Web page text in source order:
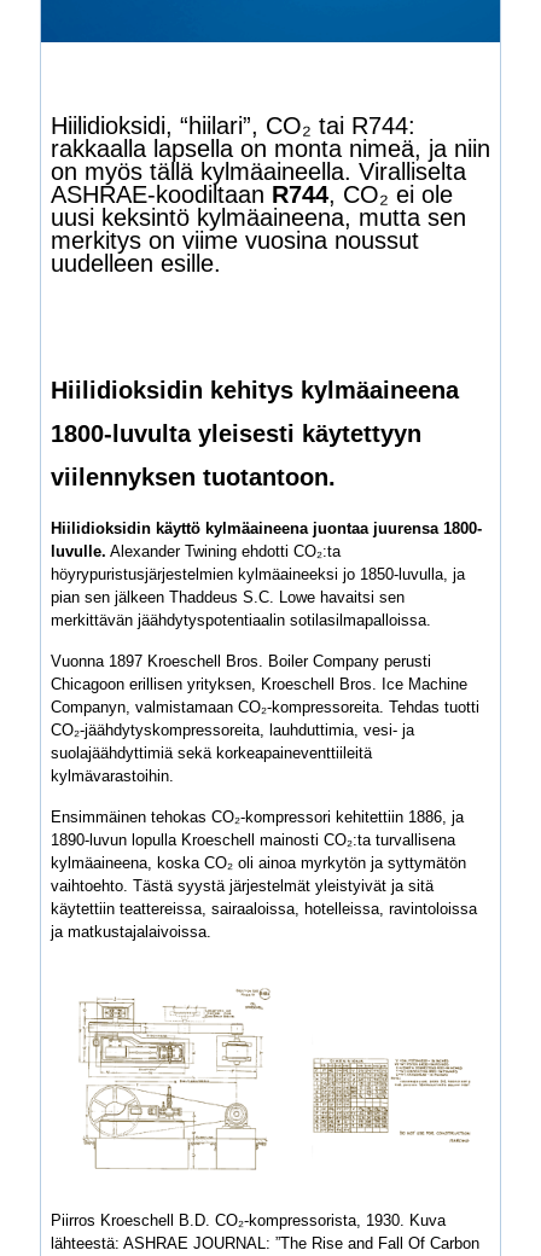
Hiilidioksidi, “hiilari”, CO₂ tai R744:
rakkaalla lapsella on monta nimeä, ja niin
on myös tällä kylmäaineella. Viralliselta
ASHRAE-koodiltaan R744, CO₂ ei ole
uusi keksintö kylmäaineena, mutta sen
merkitys on viime vuosina noussut
uudelleen esille.
Hiilidioksidin kehitys kylmäaineena
1800-luvulta yleisesti käytettyyn
viilennyksen tuotantoon.
Hiilidioksidin käyttö kylmäaineena juontaa juurensa 1800-
luvulle. Alexander Twining ehdotti CO₂:ta
höyrypuristusjärjestelmien kylmäaineeksi jo 1850-luvulla, ja
pian sen jälkeen Thaddeus S.C. Lowe havaitsi sen
merkittävän jäähdytyspotentiaalin sotilasilmapalloissa.
Vuonna 1897 Kroeschell Bros. Boiler Company perusti
Chicagoon erillisen yrityksen, Kroeschell Bros. Ice Machine
Companyn, valmistamaan CO₂-kompressoreita. Tehdas tuotti
CO₂-jäähdytyskompressoreita, lauhduttimia, vesi- ja
suolajäähdyttimiä sekä korkeapaineventtiileitä
kylmävarastoihin.
Ensimmäinen tehokas CO₂-kompressori kehitettiin 1886, ja
1890-luvun lopulla Kroeschell mainosti CO₂:ta turvallisena
kylmäaineena, koska CO₂ oli ainoa myrkytön ja syttymätön
vaihtoehto. Tästä syystä järjestelmät yleistyivät ja sitä
käytettiin teattereissa, sairaaloissa, hotelleissa, ravintoloissa
ja matkustajalaivoissa.
Piirros Kroeschell B.D. CO₂-kompressorista, 1930. Kuva
lähteestä: ASHRAE JOURNAL: ”The Rise and Fall Of Carbon